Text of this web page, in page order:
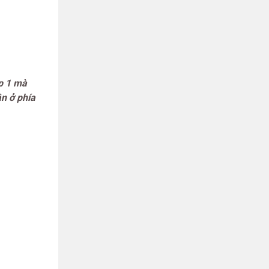
1 mà
ở phía